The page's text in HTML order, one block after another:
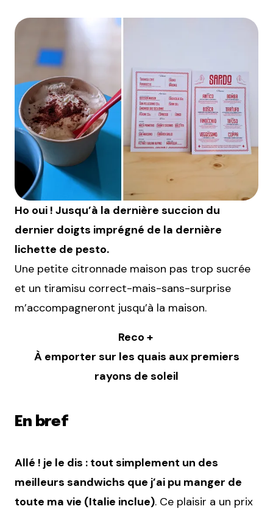
Ho oui ! Jusqu’à la dernière succion du
dernier doigts imprégné de la dernière
lichette de pesto.
Une petite citronnade maison pas trop sucrée
et un tiramisu correct-mais-sans-surprise
m’accompagneront jusqu’à la maison.
Reco +
À emporter sur les quais aux premiers
rayons de soleil
En bref
Allé ! je le dis : tout simplement un des
meilleurs sandwichs que j’ai pu manger de
toute ma vie (Italie inclue). Ce plaisir a un prix